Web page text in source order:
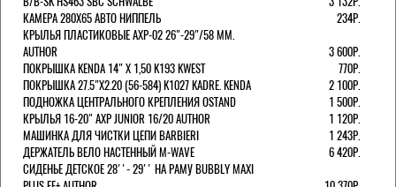
КАМЕРА 280Х65 АВТО НИППЕЛЬ
234Р.
КРЫЛЬЯ ПЛАСТИКОВЫЕ AXP-02 26"-29"/58 ММ.
AUTHOR
3 600Р.
ПОКРЫШКА KENDA 14" Х 1,50 K193 KWEST
770Р.
ПОКРЫШКА 27.5"Х2.20 (56-584) K1027 KADRE. KENDA
2 100Р.
ПОДНОЖКА ЦЕНТРАЛЬНОГО КРЕПЛЕНИЯ OSTAND
1 500Р.
КРЫЛЬЯ 16-20" AXP JUNIOR 16/20 AUTHOR
1 120Р.
МАШИНКА ДЛЯ ЧИСТКИ ЦЕПИ BARBIERI
1 243Р.
ДЕРЖАТЕЛЬ ВЕЛО НАСТЕННЫЙ M-WAVE
6 420Р.
СИДЕНЬЕ ДЕТСКОЕ 28''- 29'' НА РАМУ BUBBLY MAXI